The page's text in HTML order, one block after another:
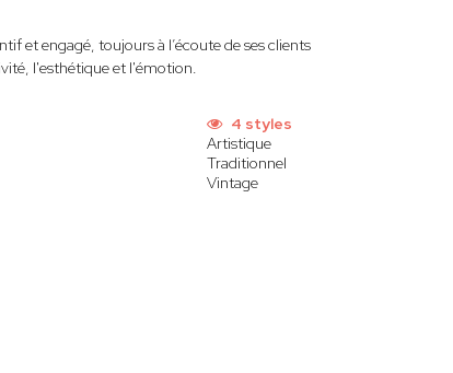
et engagé, toujours à l’écoute de ses clients
l'esthétique et l'émotion.
4 styles
Artistique
Traditionnel
Vintage